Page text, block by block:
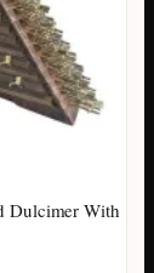
Dulcimer With